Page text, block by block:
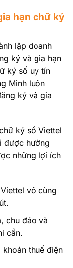
hạn chữ ký
lập doanh
ký và gia hạn
ký số uy tín
Minh luôn
ký và gia
ký số Viettel
được hưởng
những lợi ích
vô cùng
chu đáo và
cần.
thuế điện